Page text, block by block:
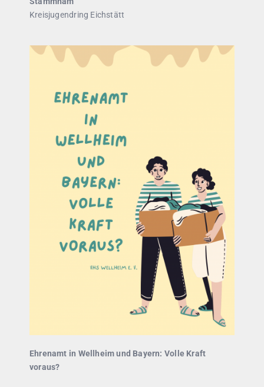
Kreisjugendring Eichstätt
Ehrenamt in Wellheim und Bayern: Volle Kraft
voraus?